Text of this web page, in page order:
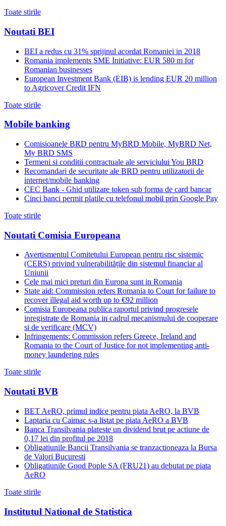
Toate stirile
Noutati BEI
BEI a redus cu 31% sprijinul acordat Romaniei in 2018
Romania implements SME Initiative: EUR 580 m for
Romanian businesses
European Investment Bank (EIB) is lending EUR 20 million
to Agricover Credit IFN
Toate stirile
Mobile banking
Comisioanele BRD pentru MyBRD Mobile, MyBRD Net,
My BRD SMS
Termeni si conditii contractuale ale serviciului You BRD
Recomandari de securitate ale BRD pentru utilizatorii de
internet/mobile banking
CEC Bank - Ghid utilizare token sub forma de card bancar
Cinci banci permit platile cu telefonul mobil prin Google Pay
Toate stirile
Noutati Comisia Europeana
Avertismentul Comitetului European pentru risc sistemic
(CERS) privind vulnerabilitățile din sistemul financiar al
Uniunii
Cele mai mici preturi din Europa sunt in Romania
State aid: Commission refers Romania to Court for failure to
recover illegal aid worth up to €92 million
Comisia Europeana publica raportul privind progresele
inregistrate de Romania in cadrul mecanismului de cooperare
si de verificare (MCV)
Infringements: Commission refers Greece, Ireland and
Romania to the Court of Justice for not implementing anti-
money laundering rules
Toate stirile
Noutati BVB
BET AeRO, primul indice pentru piata AeRO, la BVB
Laptaria cu Caimac s-a listat pe piata AeRO a BVB
Banca Transilvania plateste un dividend brut pe actiune de
0,17 lei din profitul pe 2018
Obligatiunile Bancii Transilvania se tranzactioneaza la Bursa
de Valori Bucuresti
Obligatiunile Good Pople SA (FRU21) au debutat pe piata
AeRO
Toate stirile
Institutul National de Statistica